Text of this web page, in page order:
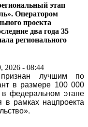
этап
Оператором
проекта
два года 35
регионального
2026 - 08:44
лучшим по
в размере 100 000
в федеральном этапе
в рамках нацпроекта